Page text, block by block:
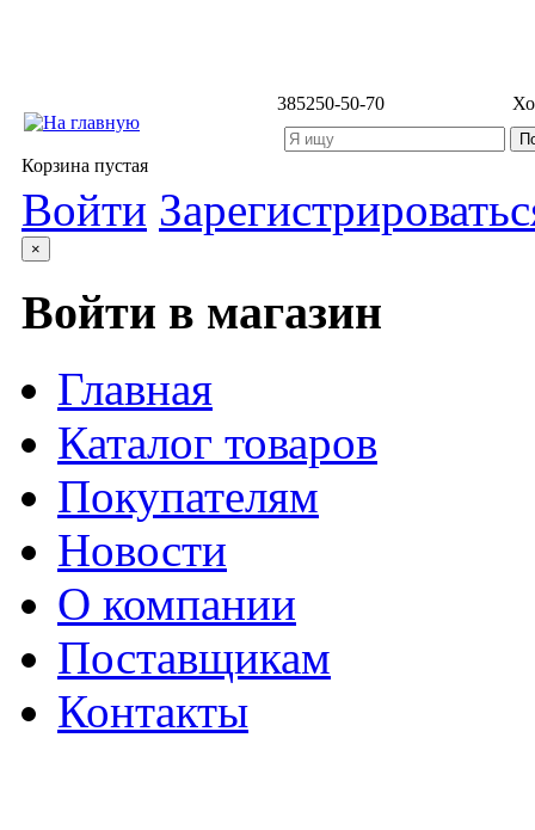
385250-50-70
Корзина пустая
Войти
×
Войти в магазин
Главная
Каталог товаров
Покупателям
Новости
О компании
Поставщикам
Контакты